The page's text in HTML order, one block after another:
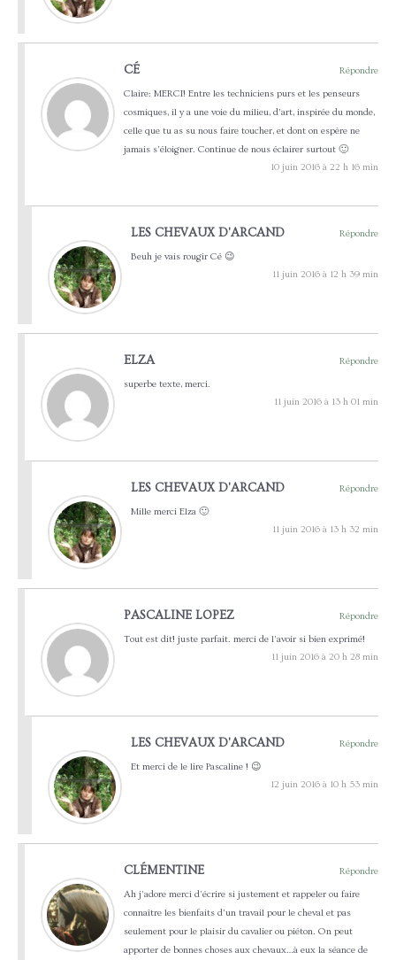
CÉ
Répondre
Claire: MERCI! Entre les techniciens purs et les penseurs
cosmiques, il y a une voie du milieu, d’art, inspirée du monde,
celle que tu as su nous faire toucher, et dont on espère ne
jamais s’éloigner. Continue de nous éclairer surtout 🙂
10 juin 2016 à 22 h 16 min
LES CHEVAUX D'ARCAND
Répondre
Beuh je vais rougir Cé 😉
11 juin 2016 à 12 h 39 min
ELZA
Répondre
superbe texte, merci.
11 juin 2016 à 13 h 01 min
LES CHEVAUX D'ARCAND
Répondre
Mille merci Elza 🙂
11 juin 2016 à 13 h 32 min
PASCALINE LOPEZ
Répondre
Tout est dit! juste parfait. merci de l’avoir si bien exprimé!
11 juin 2016 à 20 h 28 min
LES CHEVAUX D'ARCAND
Répondre
Et merci de le lire Pascaline ! 😉
12 juin 2016 à 10 h 53 min
CLÉMENTINE
Répondre
Ah j’adore merci d’écrire si justement et rappeler ou faire
connaître les bienfaits d’un travail pour le cheval et pas
seulement pour le plaisir du cavalier ou piéton. On peut
apporter de bonnes choses aux chevaux…à eux la séance de